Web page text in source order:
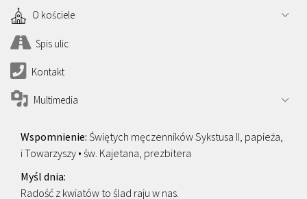
O kościele
Spis ulic
Kontakt
Multimedia
Świętych męczenników Sykstusa II, papieża,
i Towarzyszy • św. Kajetana, prezbitera
Radość z kwiatów to ślad raju w nas.